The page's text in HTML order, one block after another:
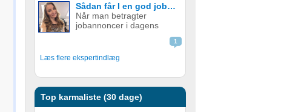
Bag Trendday er de to
unge iværksættere
Camilla og Kasper. I dette
Sådan får I en god jobannonce
Når man betragter
jobannoncer i dagens
personlige og faglige
kompetencer. En
ikke ualmindeligt at find...
1
Læs flere ekspertindlæg
Top karmaliste (30 dage)